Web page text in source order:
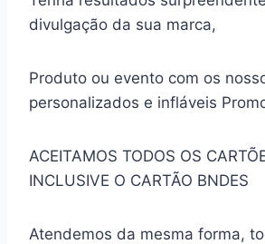
divulgação da sua marca,
Produto ou evento com os
personalizados e infláveis
ACEITAMOS TODOS OS
INCLUSIVE O CARTÃO BNDES
Atendemos da mesma forma,